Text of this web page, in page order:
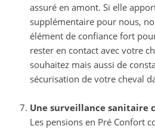
assuré en amont. Si elle
supplémentaire pour nous,
élément de confiance fort
rester en contact avec votre
souhaitez mais aussi de
sécurisation de votre cheval
Une surveillance sanitaire
Les pensions en Pré Confort